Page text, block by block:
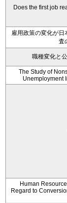
Does the first job
雇用政策の変化が日
査
職種変化と
The Study of
Unemployment
Human
Regard to